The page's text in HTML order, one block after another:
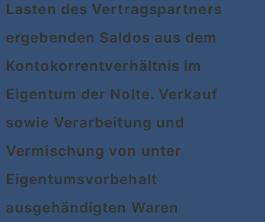
Lasten des Vertragspartners
ergebenden Saldos aus dem
Kontokorrentverhältnis im
Eigentum der Nolte. Verkauf
sowie Verarbeitung und
Vermischung von unter
Eigentumsvorbehalt
ausgehändigten Waren